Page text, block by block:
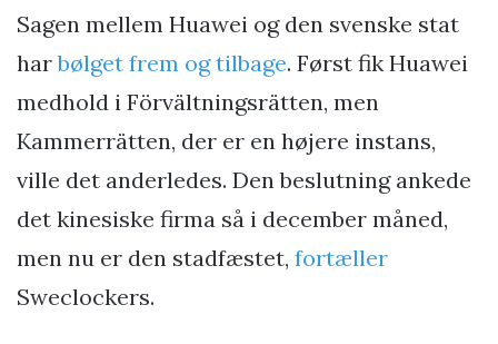
Sagen mellem Huawei og den svenske stat
harbølget frem og tilbage. Først fik Huawei
medhold i Förvältningsrätten, men
Kammerrätten, der er en højere instans,
ville det anderledes. Den beslutning ankede
det kinesiske firma så i december måned,
men nu er den stadfæstet, fortæller
Sweclockers.